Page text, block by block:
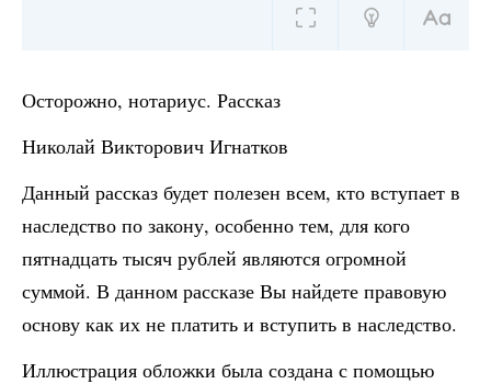
Осторожно, нотариус. Рассказ
Николай Викторович Игнатков
Данный рассказ будет полезен всем, кто вступает в
наследство по закону, особенно тем, для кого
пятнадцать тысяч рублей являются огромной
суммой. В данном рассказе Вы найдете правовую
основу как их не платить и вступить в наследство.
Иллюстрация обложки была создана с помощью